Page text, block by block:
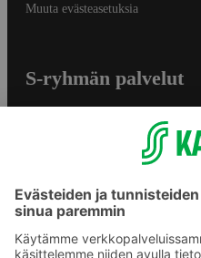
Muuta evästeasetuksia
S-ryhmän palvelut
S-ostoslista -sovellus
Prisma.fi
Sokos.fi
S-Pankki